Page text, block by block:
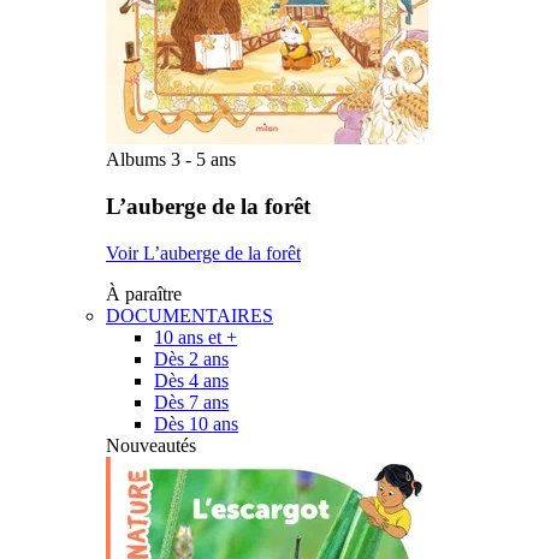
Albums 3 - 5 ans
L’auberge de la forêt
Voir L’auberge de la forêt
À paraître
DOCUMENTAIRES
10 ans et +
Dès 2 ans
Dès 4 ans
Dès 7 ans
Dès 10 ans
Nouveautés